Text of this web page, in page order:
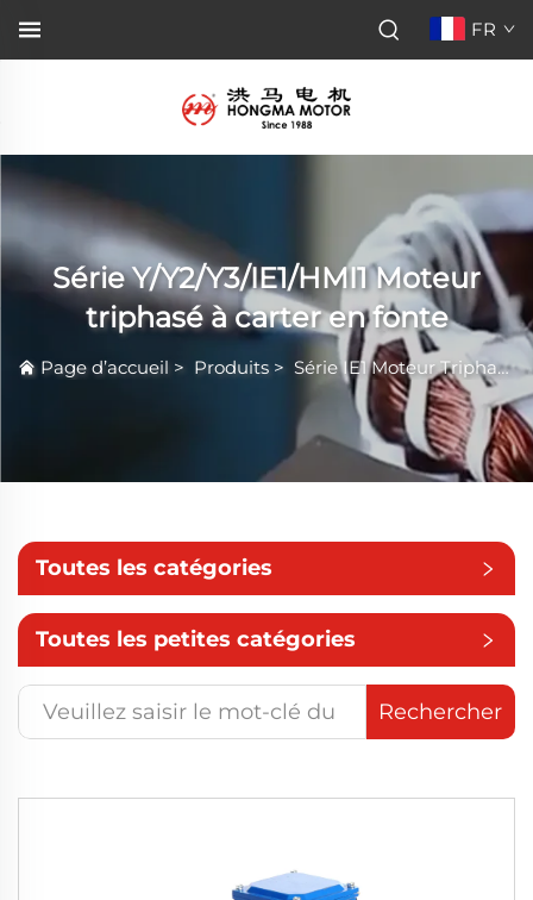
FR
Série Y/Y2/Y3/IE1/HMI1 Moteur
triphasé à carter en fonte
Page d’accueil > Produits > Série IE1 Moteur Triphasé
Toutes les catégories
Toutes les petites catégories
Rechercher